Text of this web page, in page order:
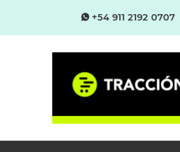
+54 911 2192 0707